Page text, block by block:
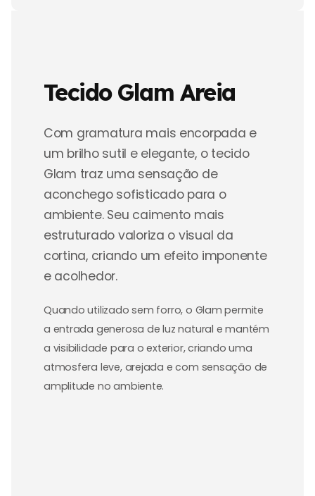
Tecido Glam Areia
Com gramatura mais encorpada e
um brilho sutil e elegante, o tecido
Glam traz uma sensação de
aconchego sofisticado para o
ambiente. Seu caimento mais
estruturado valoriza o visual da
cortina, criando um efeito imponente
e acolhedor.
Quando utilizado sem forro, o Glam permite
a entrada generosa de luz natural e mantém
a visibilidade para o exterior, criando uma
atmosfera leve, arejada e com sensação de
amplitude no ambiente.